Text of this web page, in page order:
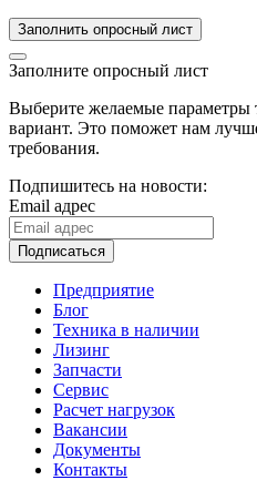
Заполнить опросный лист
Заполните опросный лист
Выберите желаемые
вариант. Это поможет нам
требования.
Подпишитесь на новости:
Email адрес
Подписаться
Предприятие
Блог
Техника в наличии
Лизинг
Запчасти
Сервис
Расчет нагрузок
Вакансии
Документы
Контакты